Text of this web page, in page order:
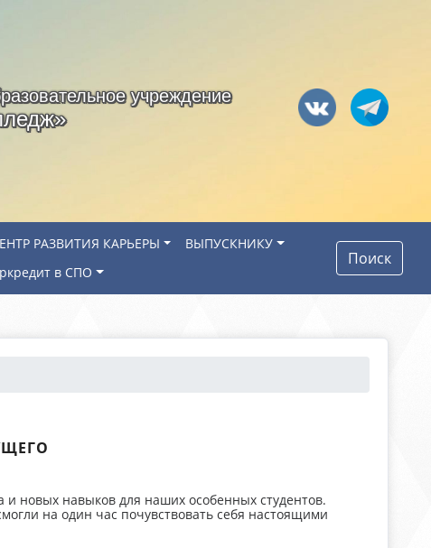
учреждение
РАЗВИТИЯ КАРЬЕРЫ
ВЫПУСКНИКУ
в СПО
Поиск
новых навыков для наших особенных студентов.
на один час почувствовать себя настоящими